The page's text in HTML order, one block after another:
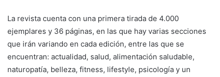
La revista cuenta con una primera tirada de 4.000
ejemplares y 36 páginas, en las que hay varias secciones
que irán variando en cada edición, entre las que se
encuentran: actualidad, salud, alimentación saludable,
naturopatía, belleza, fitness, lifestyle, psicología y un